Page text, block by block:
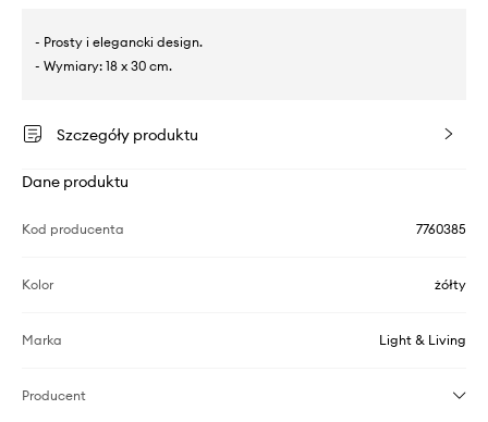
- Prosty i elegancki design.
- Wymiary: 18 x 30 cm.
Szczegóły produktu
Dane produktu
Kod producenta 7760385
Kolor żółty
Marka Light & Living
Producent